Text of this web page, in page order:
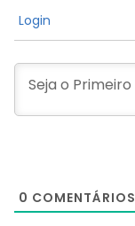
Login
0 COMENTÁRIOS